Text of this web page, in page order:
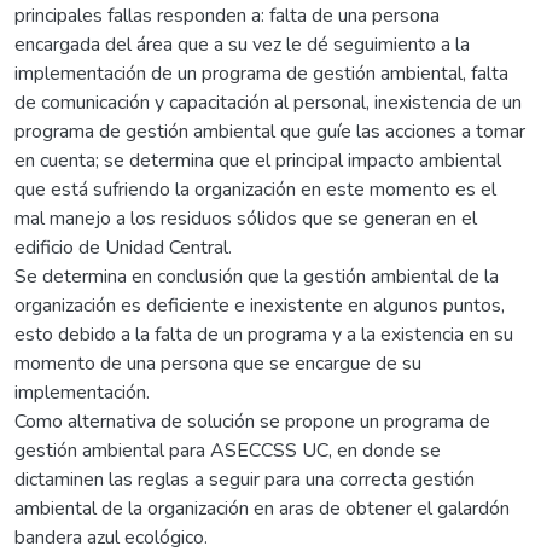
principales fallas responden a: falta de una persona
encargada del área que a su vez le dé seguimiento a la
implementación de un programa de gestión ambiental, falta
de comunicación y capacitación al personal, inexistencia de un
programa de gestión ambiental que guíe las acciones a tomar
en cuenta; se determina que el principal impacto ambiental
que está sufriendo la organización en este momento es el
mal manejo a los residuos sólidos que se generan en el
edificio de Unidad Central.
Se determina en conclusión que la gestión ambiental de la
organización es deficiente e inexistente en algunos puntos,
esto debido a la falta de un programa y a la existencia en su
momento de una persona que se encargue de su
implementación.
Como alternativa de solución se propone un programa de
gestión ambiental para ASECCSS UC, en donde se
dictaminen las reglas a seguir para una correcta gestión
ambiental de la organización en aras de obtener el galardón
bandera azul ecológico.